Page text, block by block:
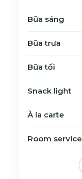
Bữa sáng
Bữa trưa
Bữa tối
Snack light
À la carte
Room service